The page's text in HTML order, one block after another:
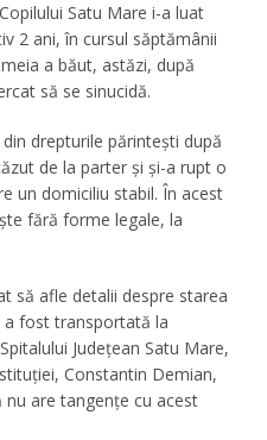
Satu Mare i-a luat
2 ani, în cursul săptămânii
a băut, astăzi, după
să se sinucidă.
drepturile părintești după
de la parter și și-a rupt o
un domiciliu stabil. În acest
fără forme legale, la
să afle detalii despre starea
a fost transportată la
Județean Satu Mare,
Constantin Demian,
are tangențe cu acest